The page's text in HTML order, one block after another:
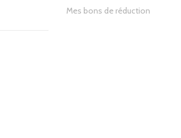
Mes bons de réduction